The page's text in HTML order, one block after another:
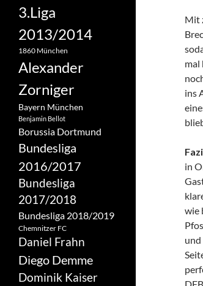
Mit
mal
ins
in
wie
und
3.Liga
2013/2014
1860 München
Alexander
Zorniger
Bayern München
Benjamin Bellot
Borussia Dortmund
Bundesliga
2016/2017
Bundesliga
2017/2018
Bundesliga 2018/2019
Chemnitzer FC
Daniel Frahn
Diego Demme
Dominik Kaiser